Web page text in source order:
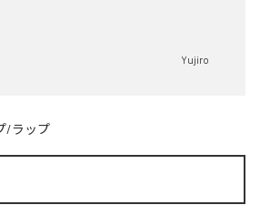
Yujiro
/ラップ